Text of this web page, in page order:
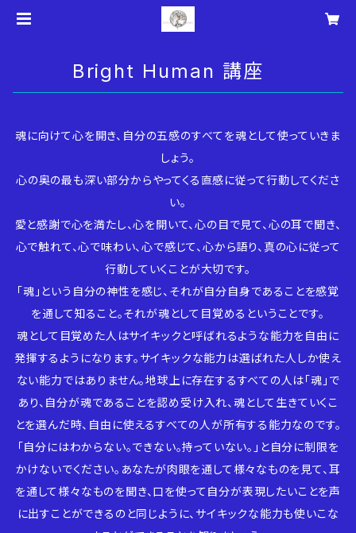
Bright Human 講座
魂に向けて心を開き、自分の五感のすべてを魂として使っていきま
しょう。
心の奥の最も深い部分からやってくる直感に従って行動してくださ
い。
愛と感謝で心を満たし、心を開いて、心の目で見て、心の耳で聞き、
心で触れて、心で味わい、心で感じて、心から語り、真の心に従って
行動していくことが大切です。
「魂」という自分の神性を感じ、それが自分自身であることを感覚
を通して知ること。それが魂として目覚めるということです。
魂として目覚めた人はサイキックと呼ばれるような能力を自由に
発揮するようになります。サイキックな能力は選ばれた人しか使え
ない能力ではありません。地球上に存在するすべての人は「魂」で
あり、自分が魂であることを認め受け入れ、魂として生きていくこ
とを選んだ時、自由に使えるすべての人が所有する能力なのです。
「自分にはわからない。できない。持っていない。」と自分に制限を
かけないでください。あなたが肉眼を通して様々なものを見て、耳
を通して様々なものを聞き、口を使って自分が表現したいことを声
に出すことができるのと同じように、サイキックな能力も使いこな